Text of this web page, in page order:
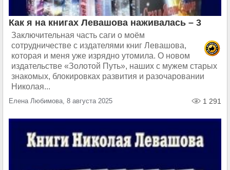
Как я на книгах Левашова наживалась – 3
Заключительная часть саги о моём
сотрудничестве с издателями книг Левашова,
которая и меня уже изрядно утомила. О новом
издательстве «Золотой Путь», наших с мужем старых
знакомых, блокировках развития и разочаровании
Николая...
Елена Любимова, 8 августа 2025 1 291